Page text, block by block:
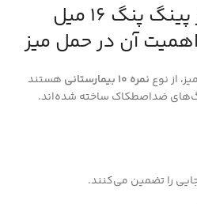
کیفیت چرخ‌ها میز پینگ پنگ 16 میل
آن در حمل میز
از نوع نمره 10 بیمارستانی
هستند
ضداصطکاک ساخته شده‌اند.
را تضمین می‌کنند.